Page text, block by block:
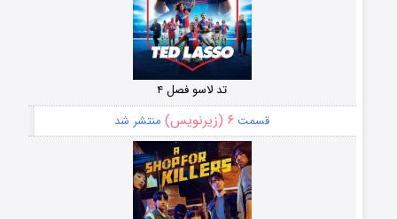
تد لاسو فصل ۴
قسمت ۶ (زیرنویس) منتشر شد